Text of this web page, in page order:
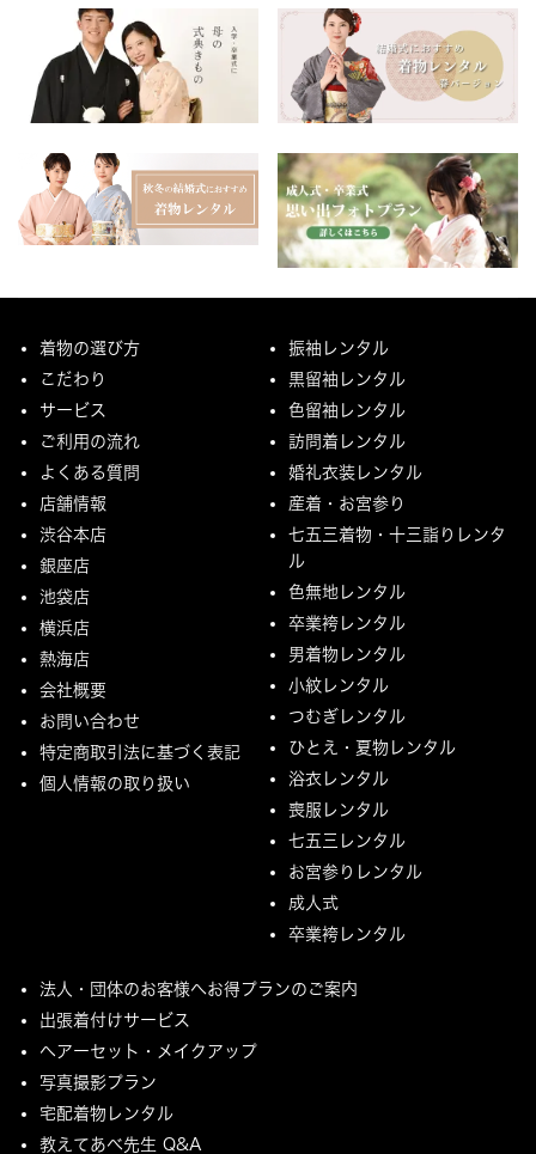
着物の選び方
こだわり
サービス
ご利用の流れ
よくある質問
店舗情報
渋谷本店
銀座店
池袋店
横浜店
熱海店
会社概要
お問い合わせ
特定商取引法に基づく表記
個人情報の取り扱い
振袖レンタル
黒留袖レンタル
色留袖レンタル
訪問着レンタル
婚礼衣装レンタル
産着・お宮参り
七五三着物・十三詣りレンタ
ル
色無地レンタル
卒業袴レンタル
男着物レンタル
小紋レンタル
つむぎレンタル
ひとえ・夏物レンタル
浴衣レンタル
喪服レンタル
七五三レンタル
お宮参りレンタル
成人式
卒業袴レンタル
法人・団体のお客様へお得プランのご案内
出張着付けサービス
ヘアーセット・メイクアップ
写真撮影プラン
宅配着物レンタル
教えてあべ先生 Q&A